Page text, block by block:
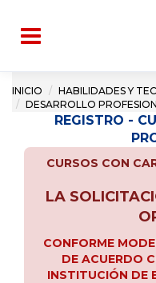
INICIO
HABILIDADES Y
DESARROLLO
REGISTRO -
CURSOS CON
LA
CONFORME
DE ACUERDO
INSTITUCIÓN DE